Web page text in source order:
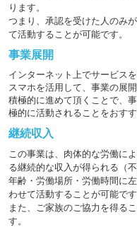
ります。
つまり、承認を受けた人のみ
て活動することが可能です。
事業展開
インターネット上でサービス
スマホを活用して、事業の展
積極的に進めて頂くことで、
極的に活動されることをおすす
継続収入
この事業は、肉体的な労働に
る継続的な収入が得られる（
年齢・労働場所・労働時間に
わせて活動することが可能です
また、ご家族のご協力を得る
す。